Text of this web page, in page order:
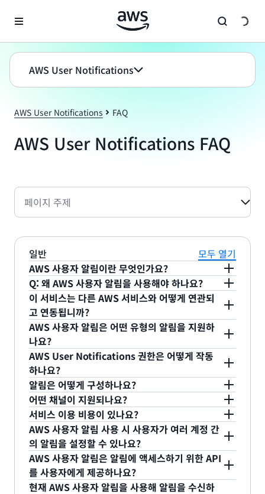
AWS User Notifications
AWS User Notifications FAQ
AWS User Notifications FAQ
페이지 주제
일반
모두 열기
AWS 사용자 알림이란 무엇인가요?
AWS 사용자 알림은 사용자가 AWS Health 이벤트,
Amazon CloudWatch 경보, EC2 인스턴스 상태 변
경과 같은 AWS 서비스에서의 모든 알림을 일관되고
인간 친화적인 형식으로 중앙에서 설정하고 볼 수 있
도록 합니다. 사용자는 다양한 계정, 리전, 서비스와
관련한 알림을 콘솔 알림 센터에서 볼 수 있고, 해당
알림이 수신되는 이메일, 채팅, 모바일 푸시 알림과
같은 전송 채널을 구성할 수 있습니다.
Q: 왜 AWS 사용자 알림을 사용해야 하나요?
AWS 사용자 알림은 다양한 계정, 리전, 서비스와 관
련된 AWS 알림을 설정하고 확인할 수 있는 단일 콘
솔 화면을 사용자에게 제공합니다. 알림 센터를 사용
하면 사용자가 서비스에 따라 계정의 알림을 필터링
할 수 있으며 사람이 읽을 수 있는 메시지와 전송 상
태가 포함된 상세한 알림이 표시되고 관련 콘솔 리소
스 페이지에 대한 딥 링크가 제공됩니다. AWS 사용
자 알림을 사용하면 사용자가 여러 이벤트를 하나의
알림으로 처리하여 계정에 대한 알림을 한번에 쉽게
확인할 수 있습니다.
이 서비스는 다른 AWS 서비스와 어떻게 연관되
고 연동됩니까?
AWS 사용자 알림을 사용하면 사용자가 콘솔의 알림
센터에서 다양한 AWS 서비스와 관련한 알림을 확인
및 구성할 수 있습니다. 알림은 현재 리소스 상태를
확인하여 조치를 취하도록 관련 서비스 콘솔로 연결
됩니다.
AWS 사용자 알림은 어떤 유형의 알림을 지원하
나요?
AWS 사용자 알림을 사용하면 사용자가
CloudWatch 경보 상태 변경 등의 EventBridge 이
벤트를 선택하여 알림을 생성하도록 구성할 수 있습
니다. 현재 100개 이상의 AWS 서비스가
EventBridge에 이벤트를 발신합니다.
AWS User Notifications 권한은 어떻게 작동
하나요?
사용자는 AWS 사용자 알림 리소스에 대해 어떤 작업
을 수행할 수 있는 주체(사용자, 그룹 및 역할)를 정의
하는 IAM 정책을 설정할 수 있습니다. 이 정책은 리소
스 수준의 권한을 사용해 IAM 정책의 사용자가 작업
할 수 있는 리소스를 결정합니다. 이 정책은 작업 방
식도 정의합니다.
IAM 정책을 생성할 때 사용자는 Amazon 리소스 이
알림은 어떻게 구성하나요?
알림을 활성화하려면 사용자는 콘솔 헤더의 종 모양
아이콘에서 '알림 센터'로 이동하여 '알림 구성' 페이
지로 이동하여 알림을 받을 이벤트, 알림 빈도 (즉시,
10분 이내 또는 12시간 이내), 채널 (예: EC2 인스턴
스 ID 123456 상태가 '중지됨'으로 변경될 때마다 10
분 이내에abc@example.com 으로이메일 전송)
어떤 채널이 지원되나요?
사용자는 기본적으로 구성된 알림을 콘솔 알림 센터
에서 사용할 수 있습니다. 또한, 알림 구성의 일환으
로 사용자는 이메일, 채팅, 모바일 푸시 알림 구독을
특정 알림의 추가 수신 채널로 사용할 수 있습니다.
서비스 이용 비용이 있나요?
아니요. AWS User Notifications는 고객에게 무료
로 제공됩니다.
AWS 사용자 알림 사용 시 사용자가 여러 계정 간
의 알림을 설정할 수 있나요?
예. AWS 사용자 알림을 사용하면 사용자가 Amazon
EventBridge 통합을 통해 여러 계정 간의 알림을 설
AWS 사용자 알림은 알림에 액세스하기 위한 API
를 사용자에게 제공하나요?
현재 AWS 사용자 알림을 사용해 알림을 수신하